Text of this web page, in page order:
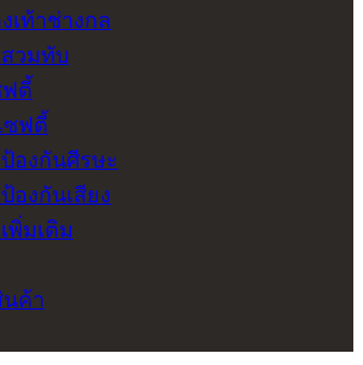
เท้าช่างกล
วมทับ
ฟตี้
ซฟตี้
องกันศีรษะ
องกันเสียง
พิ่มเติม
ค้า